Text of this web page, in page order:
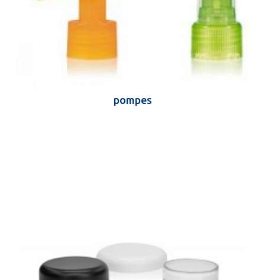
pompes